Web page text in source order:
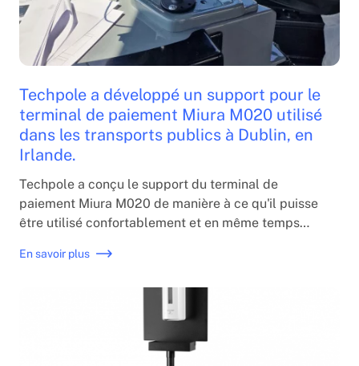
Techpole a développé un support pour le
terminal de paiement Miura M020 utilisé
dans les transports publics à Dublin, en
Irlande.
Techpole a conçu le support du terminal de
paiement Miura M020 de manière à ce qu'il puisse
être utilisé confortablement et en même temps
bus. La société Metrictristarinc située à Cork, en
véhicules de transport public irlandais.
En savoir plus